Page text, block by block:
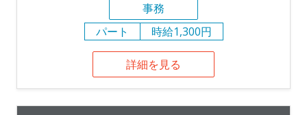
事務
パート
時給1,300円
詳細を見る